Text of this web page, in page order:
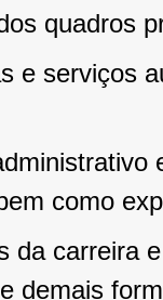
quadros
e serviços
como
da carreira
demais